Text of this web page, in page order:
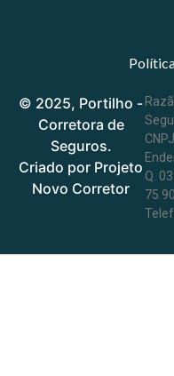
© 2025, Portilho -
Corretora de
Seguros.
Criado por Projeto
Novo Corretor
Q.